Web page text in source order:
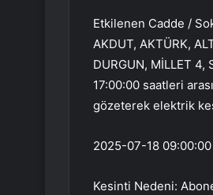
Etkilenen Cadde /
AKDUT, AKTÜRK,
DURGUN, MİLLET
17:00:00 saatleri
gözeterek elektrik
2025-07-18 09:00:00
Kesinti Nedeni: